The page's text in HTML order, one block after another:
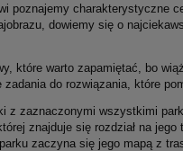
poznajemy charakterystyczne
dowiemy się o
które warto zapamiętać, bo
do rozwiązania, które
z zaznaczonymi wszystkimi
znajduje się rozdział na
zaczyna się jego mapą z